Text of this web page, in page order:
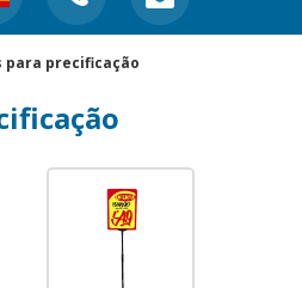
para precificação